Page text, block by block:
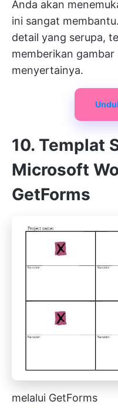
Anda akan
ini sangat
detail yang serupa,
memberikan
menyertainya.
10. Templat
Microsoft
GetForms
melalui GetForms